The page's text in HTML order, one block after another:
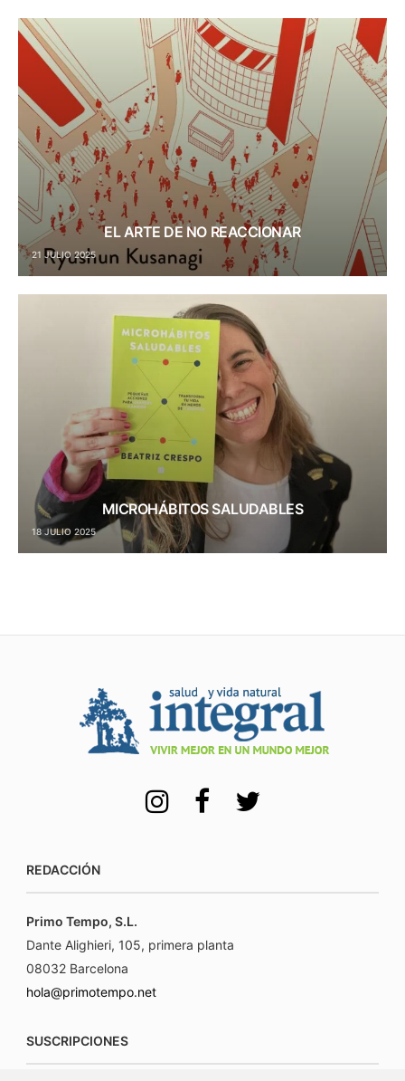
EL ARTE DE NO REACCIONAR
21 JULIO 2025
MICROHÁBITOS SALUDABLES
18 JULIO 2025
REDACCIÓN
Primo Tempo, S.L.
Dante Alighieri, 105, primera planta
08032 Barcelona
hola@primotempo.net
SUSCRIPCIONES